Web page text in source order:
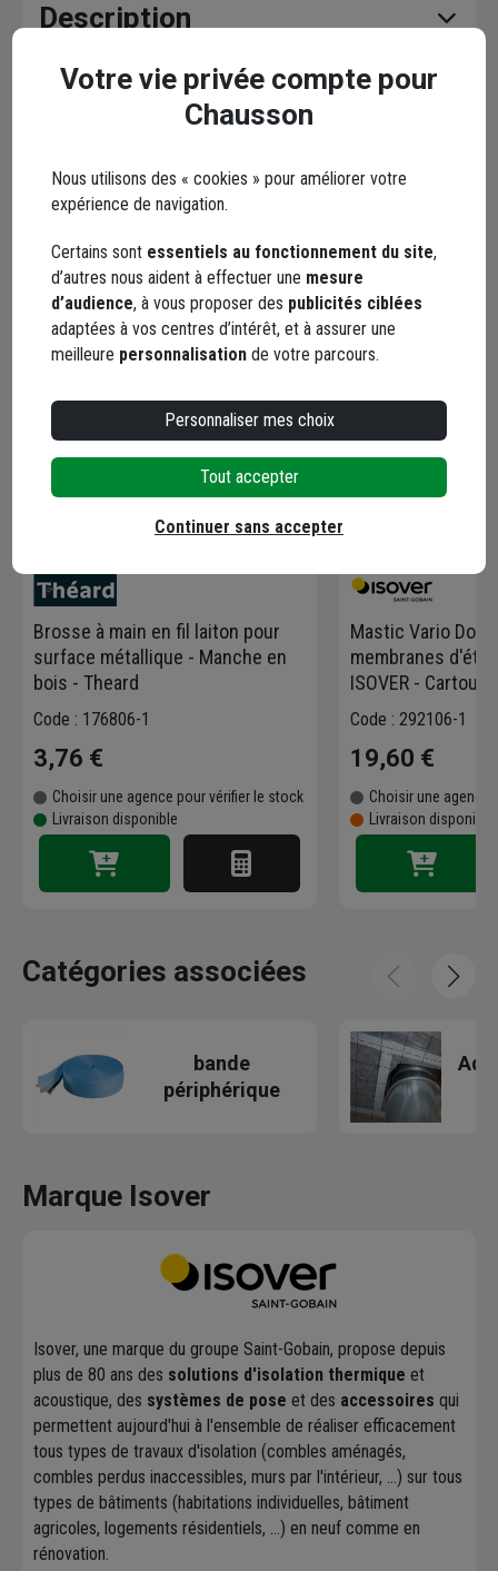
Description
Caractéristiques
En complément
Brosse à main en fil laiton pour
surface métallique - Manche en
bois - Theard
Code : 176806-1
3,76 €
Choisir une agence pour vérifier le stock
Livraison disponible
Mastic Vario
membranes
ISOVER -
Code : 292106-1
19,60 €
Choisir une agence
Livraison
Catégories associées
bande
périphérique
Marque Isover
Isover, une marque du groupe Saint-Gobain, propose depuis
plus de 80 ans des solutions d'isolation thermique et
acoustique, des systèmes de pose et des accessoires qui
permettent aujourd'hui à l'ensemble de réaliser efficacement
tous types de travaux d'isolation (combles aménagés,
combles perdus inaccessibles, murs par l'intérieur, ...) sur tous
types de bâtiments (habitations individuelles, bâtiment
agricoles, logements résidentiels, ...) en neuf comme en
rénovation.
Votre vie privée compte pour
Chausson
Nous utilisons des « cookies » pour améliorer votre
expérience de navigation.
Certains sont essentiels au fonctionnement du site,
d’autres nous aident à effectuer une mesure
d’audience, à vous proposer des publicités ciblées
adaptées à vos centres d’intérêt, et à assurer une
meilleure personnalisation de votre parcours.
Personnaliser mes choix
Tout accepter
Continuer sans accepter